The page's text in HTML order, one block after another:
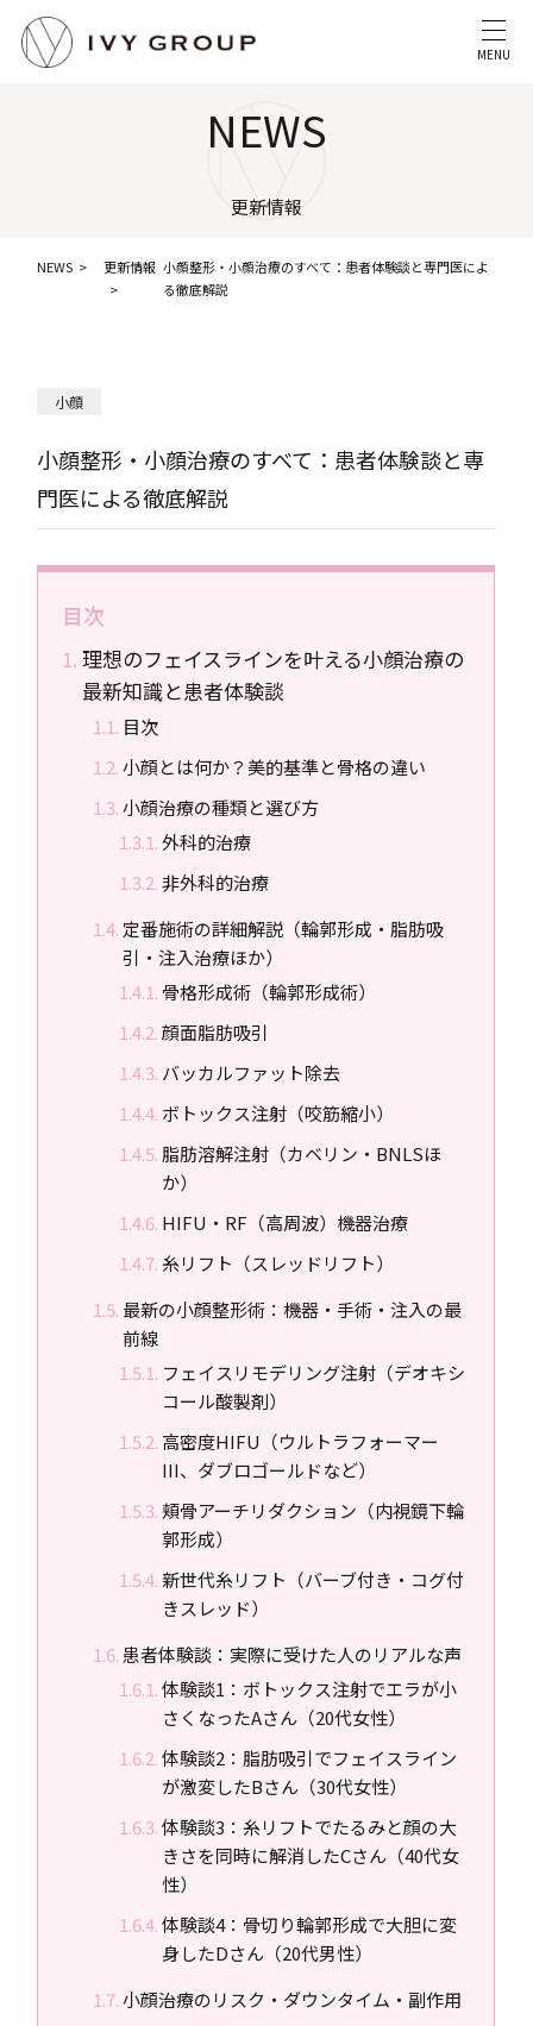
MENU
NEWS
更新情報
NEWS 更新情報 小顔整形・小顔治療のすべて：患者体験談と専門医によ
る徹底解説
小顔
小顔整形・小顔治療のすべて：患者体験談と専
門医による徹底解説
目次
理想のフェイスラインを叶える小顔治療の
最新知識と患者体験談
目次
小顔とは何か？美的基準と骨格の違い
小顔治療の種類と選び方
外科的治療
非外科的治療
定番施術の詳細解説（輪郭形成・脂肪吸
引・注入治療ほか）
骨格形成術（輪郭形成術）
顔面脂肪吸引
バッカルファット除去
ボトックス注射（咬筋縮小）
脂肪溶解注射（カベリン・BNLSほ
か）
HIFU・RF（高周波）機器治療
糸リフト（スレッドリフト）
最新の小顔整形術：機器・手術・注入の最
前線
フェイスリモデリング注射（デオキシ
コール酸製剤）
高密度HIFU（ウルトラフォーマー
III、ダブロゴールドなど）
頬骨アーチリダクション（内視鏡下輪
郭形成）
新世代糸リフト（バーブ付き・コグ付
きスレッド）
患者体験談：実際に受けた人のリアルな声
体験談1：ボトックス注射でエラが小
さくなったAさん（20代女性）
体験談2：脂肪吸引でフェイスライン
が激変したBさん（30代女性）
体験談3：糸リフトでたるみと顔の大
きさを同時に解消したCさん（40代女
性）
体験談4：骨切り輪郭形成で大胆に変
身したDさん（20代男性）
小顔治療のリスク・ダウンタイム・副作用